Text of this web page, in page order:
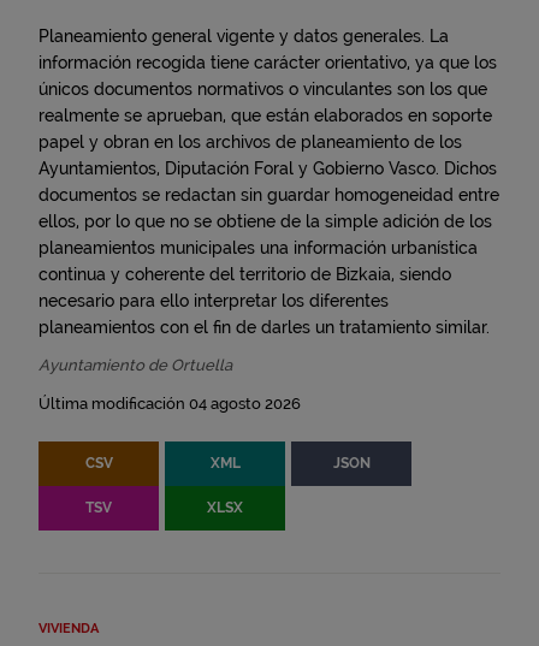
Planeamiento general vigente y datos generales. La
información recogida tiene carácter orientativo, ya que los
únicos documentos normativos o vinculantes son los que
realmente se aprueban, que están elaborados en soporte
papel y obran en los archivos de planeamiento de los
Ayuntamientos, Diputación Foral y Gobierno Vasco. Dichos
documentos se redactan sin guardar homogeneidad entre
ellos, por lo que no se obtiene de la simple adición de los
planeamientos municipales una información urbanística
continua y coherente del territorio de Bizkaia, siendo
necesario para ello interpretar los diferentes
planeamientos con el fin de darles un tratamiento similar.
Ayuntamiento de Ortuella
Última modificación 04 agosto 2026
CSV XML JSON
TSV XLSX
VIVIENDA